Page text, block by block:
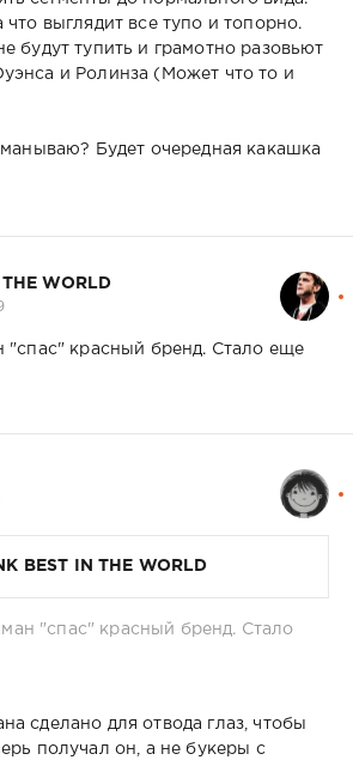
что выглядит все тупо и топорно.
будут тупить и грамотно разовьют
и Ролинза (Может что то и
Будет очередная какашка
WORLD
"спас" красный бренд. Стало еще
BEST IN THE WORLD
"спас" красный бренд. Стало
сделано для отвода глаз, чтобы
получал он, а не букеры с